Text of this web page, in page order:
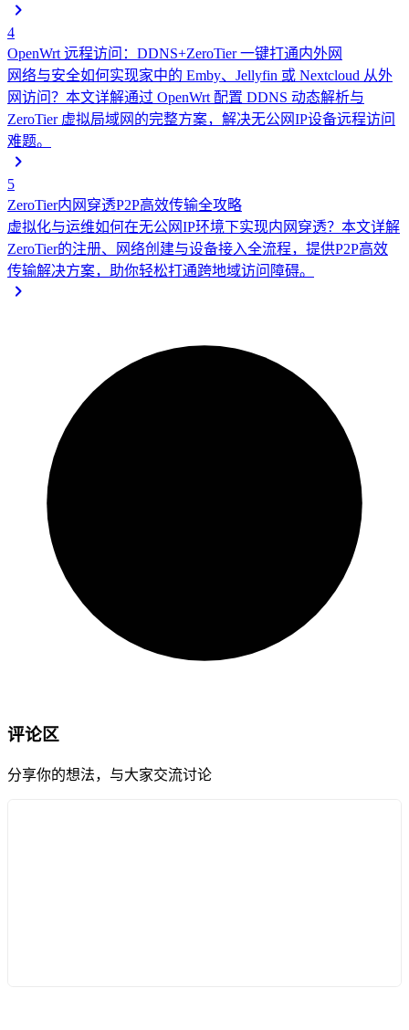
4
OpenWrt 远程访问：DDNS+ZeroTier 一键打通内外网
网络与安全如何实现家中的 Emby、Jellyfin 或 Nextcloud 从外
网访问？本文详解通过 OpenWrt 配置 DDNS 动态解析与
ZeroTier 虚拟局域网的完整方案，解决无公网IP设备远程访问
难题。
5
ZeroTier内网穿透P2P高效传输全攻略
虚拟化与运维如何在无公网IP环境下实现内网穿透？本文详解
ZeroTier的注册、网络创建与设备接入全流程，提供P2P高效
传输解决方案，助你轻松打通跨地域访问障碍。
评论区
分享你的想法，与大家交流讨论